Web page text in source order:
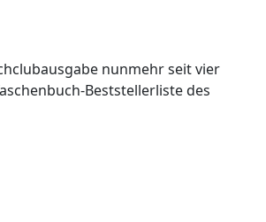
nunmehr seit vier
Beststellerliste des